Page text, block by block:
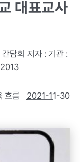
대표교사
담회 저자 : 기관 :
2021-11-30
흐름